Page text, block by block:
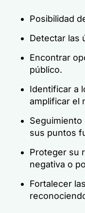
Posibilidad
Detectar las
Encontrar
público.
Identificar a
amplificar el
sus puntos
Proteger su
negativa o
Fortalecer